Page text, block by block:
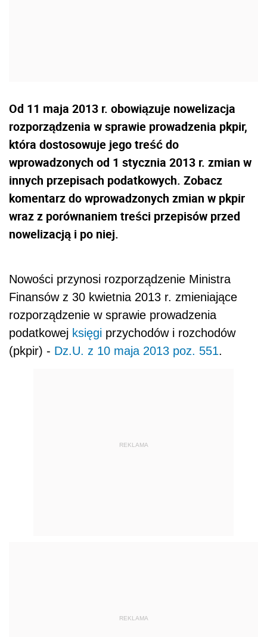
Od 11 maja 2013 r. obowiązuje nowelizacja
rozporządzenia w sprawie prowadzenia pkpir,
która dostosowuje jego treść do
wprowadzonych od 1 stycznia 2013 r. zmian w
innych przepisach podatkowych. Zobacz
komentarz do wprowadzonych zmian w pkpir
wraz z porównaniem treści przepisów przed
nowelizacją i po niej.
Nowości przynosi rozporządzenie Ministra
Finansów z 30 kwietnia 2013 r. zmieniające
rozporządzenie w sprawie prowadzenia
podatkowej księgi przychodów i rozchodów
(pkpir) - Dz.U. z 10 maja 2013 poz. 551.
REKLAMA
REKLAMA